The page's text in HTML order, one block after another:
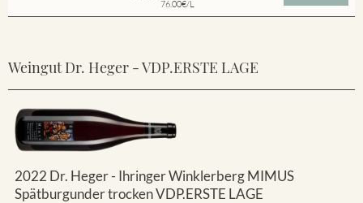
76.00€/L
Weingut Dr. Heger - VDP.ERSTE LAGE
2022 Dr. Heger - Ihringer Winklerberg MIMUS
Spätburgunder trocken VDP.ERSTE LAGE